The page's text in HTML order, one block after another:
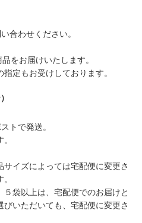
合わせください。
をお届けいたします。
定もお受けしております。
トで発送。
イズによっては宅配便に変更さ
袋以上は、宅配便でのお届けと
いただいても、宅配便に変更さ